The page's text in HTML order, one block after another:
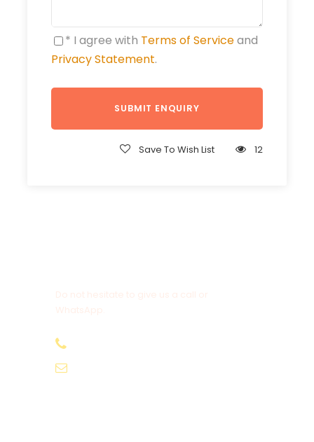
* I agree with Terms of Serviceand
Privacy Statement.
Save To Wish List 12